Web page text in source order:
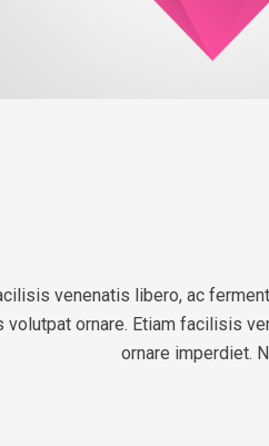
venenatis libero, ac
volutpat ornare. Etiam facilisis
ornare imperdiet.